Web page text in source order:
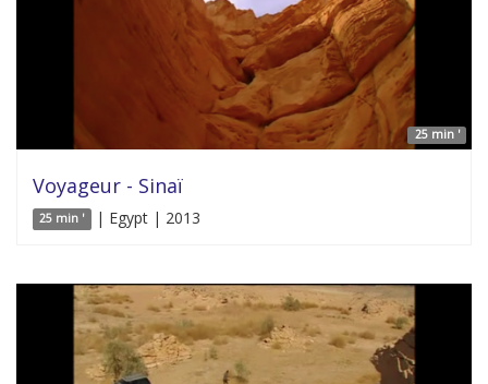
25 min '
Voyageur - Sinaï
25 min ' | Egypt | 2013